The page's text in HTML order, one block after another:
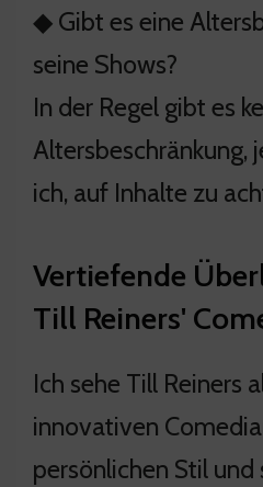
◆ Gibt es eine
seine Shows?
In der Regel gibt es
Altersbeschränkung,
ich, auf Inhalte zu
Vertiefende
Till Reiners'
Ich sehe Till Reiners
innovativen
persönlichen Stil und